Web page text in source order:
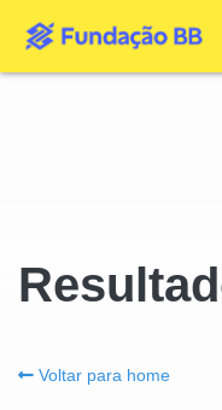
Voltar para home